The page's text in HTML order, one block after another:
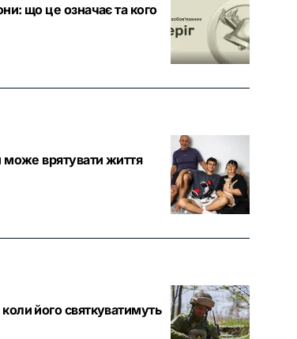
що це означає та кого
може врятувати життя
його святкуватимуть